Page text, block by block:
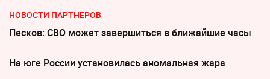
НОВОСТИ ПАРТНЕРОВ
Песков: СВО может завершиться в ближайшие часы
На юге России установилась аномальная жара